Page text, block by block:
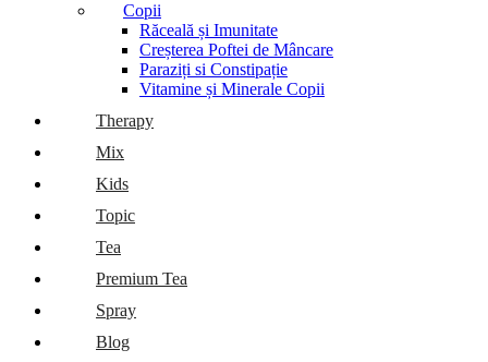
Copii
Răceală și Imunitate
Creșterea Poftei de Mâncare
Paraziți si Constipație
Vitamine și Minerale Copii
Therapy
Mix
Kids
Topic
Tea
Premium Tea
Spray
Blog